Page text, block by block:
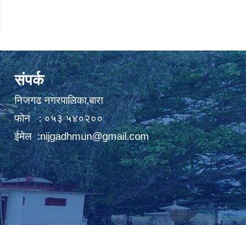
संपर्क
निजगढ नगरपालिका,बारा
फोन : ०५३ ५४०२००
ईमेल :nijgadhmun@gmail.com